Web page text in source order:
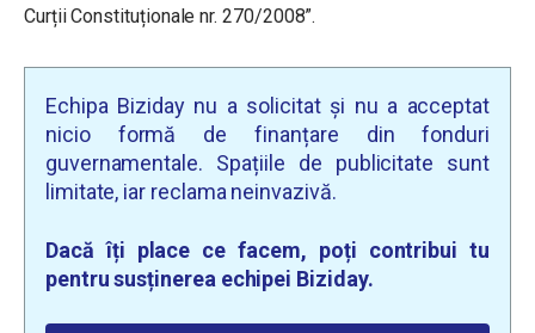
Curții Constituționale nr. 270/2008”.
Echipa Biziday nu a solicitat și nu a acceptat
nicio formă de finanțare din fonduri
guvernamentale. Spațiile de publicitate sunt
limitate, iar reclama neinvazivă.
Dacă îți place ce facem, poți contribui tu
pentru susținerea echipei Biziday.